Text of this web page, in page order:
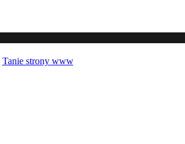
Tanie strony www